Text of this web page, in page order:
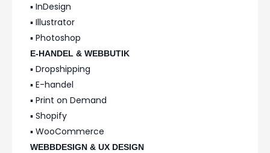
▪️ InDesign
▪️ Illustrator
▪️ Photoshop
E-HANDEL & WEBBUTIK
▪️ Dropshipping
▪️ E-handel
▪️ Print on Demand
▪️ Shopify
▪️ WooCommerce
WEBBDESIGN & UX DESIGN